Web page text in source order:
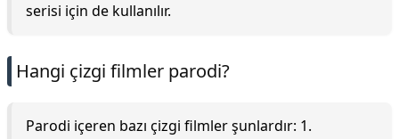
serisi için de kullanılır.
Hangi çizgi filmler parodi?
Parodi içeren bazı çizgi filmler şunlardır: 1.